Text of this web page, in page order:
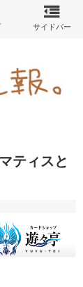
ティスと